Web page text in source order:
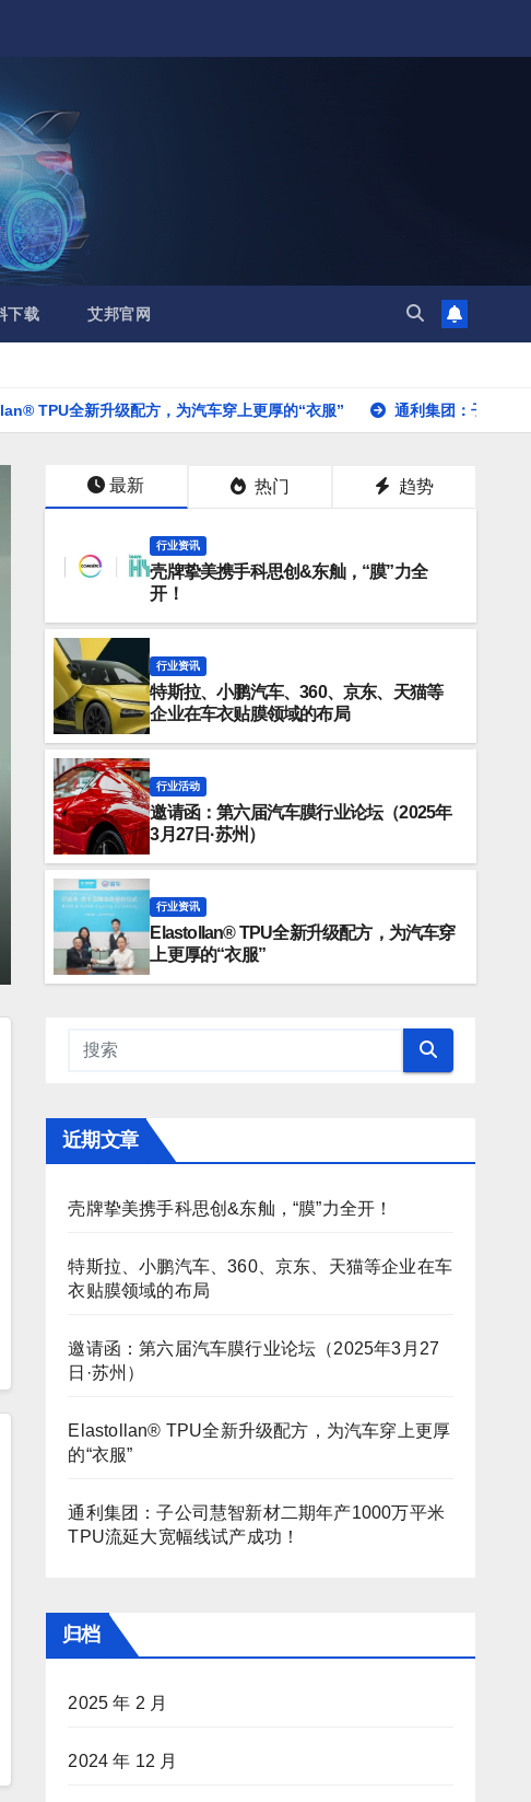
下载 艾邦官网
配方，为汽车穿上更厚的“衣服” 通利集团：子公司慧智新材二期年
TPU 行业资讯
通利集团：子公司慧智新材二
延大宽幅线试产成功！
2024-08-08 808, AB
最新 热门 趋势
行业资讯
壳牌挚美携手科思创&东舢，“膜”力全
开！
行业资讯
特斯拉、小鹏汽车、360、京东、天猫等
企业在车衣贴膜领域的布局
行业活动
邀请函：第六届汽车膜行业论坛（2025年
3月27日·苏州）
行业资讯
Elastollan® TPU全新升级配方，为汽车穿
上更厚的“衣服”
近期文章
壳牌挚美携手科思创&东舢，“膜”力全开！
特斯拉、小鹏汽车、360、京东、天猫等企业在车
衣贴膜领域的布局
邀请函：第六届汽车膜行业论坛（2025年3月27
日·苏州）
Elastollan® TPU全新升级配方，为汽车穿上更厚
的“衣服”
通利集团：子公司慧智新材二期年产1000万平米
TPU流延大宽幅线试产成功！
归档
2025 年 2 月
2024 年 12 月